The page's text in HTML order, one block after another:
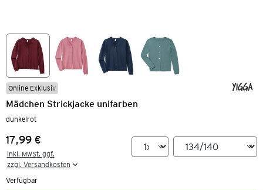
Online Exklusiv
Mädchen Strickjacke unifarben
dunkelrot
Preis:
17,99 €
inkl. MwSt. ggf.
zzgl. Versandkosten
Verfügbar